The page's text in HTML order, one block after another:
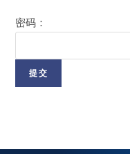
密码：